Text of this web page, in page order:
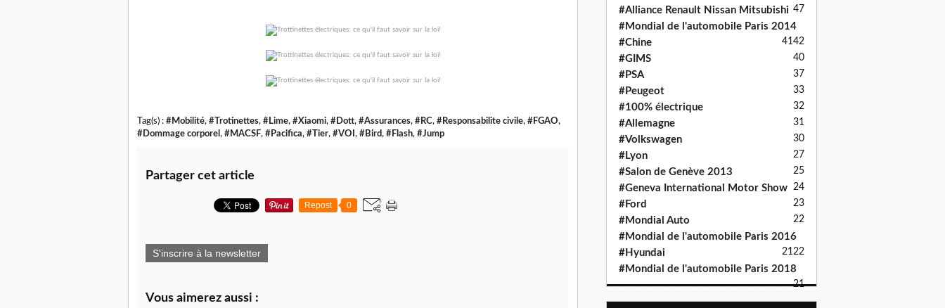
Tag(s) : #Mobilité, #Trotinettes, #Lime, #Xiaomi, #Dott, #Assurances, #RC, #Responsabilite civile, #FGAO,
#Dommage corporel , #MACSF, #Pacifica, #Tier, #VOI , #Bird, #Flash, #Jump
Partager cet article
Repost 0
S'inscrire à la newsletter
Vous aimerez aussi :
#Alliance Renault Nissan Mitsubishi 47
#Mondial de l'automobile Paris 2014
42
#Chine 41
#GIMS 40
#PSA 37
#Peugeot 33
#100% électrique 32
#Allemagne 31
#Volkswagen 30
#Lyon 27
#Salon de Genève 2013 25
#Geneva International Motor Show 24
#Ford 23
#Mondial Auto 22
#Mondial de l'automobile Paris 2016
22
#Hyundai 21
#Mondial de l'automobile Paris 2018
21